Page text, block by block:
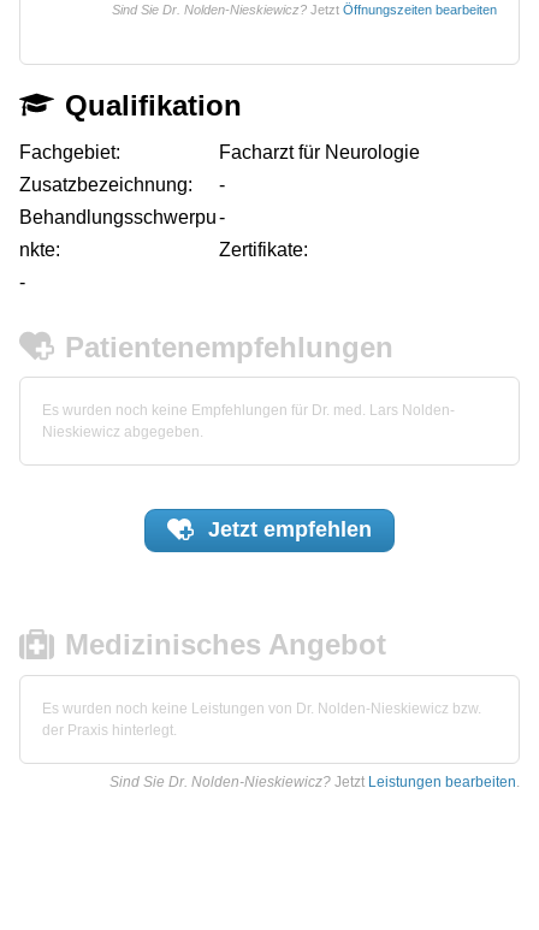
Sind Sie Dr. Nolden-Nieskiewicz? Jetzt Öffnungszeiten bearbeiten
Qualifikation
Fachgebiet:
Facharzt für Neurologie
Zusatzbezeichnung:
-
Behandlungsschwerpu
nkte:
-
Zertifikate:
-
Patientenempfehlungen
Es wurden noch keine Empfehlungen für Dr. med. Lars Nolden-
Nieskiewicz abgegeben.
Jetzt empfehlen
Medizinisches Angebot
Es wurden noch keine Leistungen von Dr. Nolden-Nieskiewicz bzw.
der Praxis hinterlegt.
Sind Sie Dr. Nolden-Nieskiewicz? Jetzt Leistungen bearbeiten.